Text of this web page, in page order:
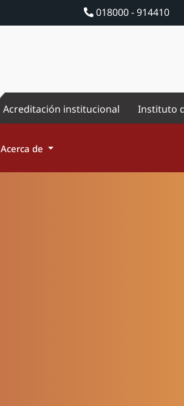
018000 - 914410
Acreditación institucional Instituto
Acerca de